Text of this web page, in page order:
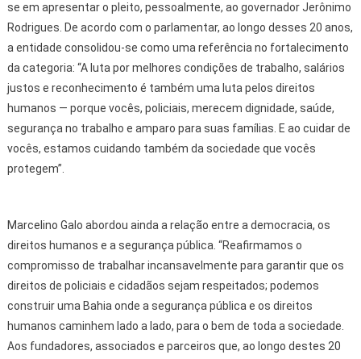
se em apresentar o pleito, pessoalmente, ao governador Jerônimo
Rodrigues. De acordo com o parlamentar, ao longo desses 20 anos,
a entidade consolidou-se como uma referência no fortalecimento
da categoria: “A luta por melhores condições de trabalho, salários
justos e reconhecimento é também uma luta pelos direitos
humanos — porque vocês, policiais, merecem dignidade, saúde,
segurança no trabalho e amparo para suas famílias. E ao cuidar de
vocês, estamos cuidando também da sociedade que vocês
protegem”.
Marcelino Galo abordou ainda a relação entre a democracia, os
direitos humanos e a segurança pública. “Reafirmamos o
compromisso de trabalhar incansavelmente para garantir que os
direitos de policiais e cidadãos sejam respeitados; podemos
construir uma Bahia onde a segurança pública e os direitos
humanos caminhem lado a lado, para o bem de toda a sociedade.
Aos fundadores, associados e parceiros que, ao longo destes 20